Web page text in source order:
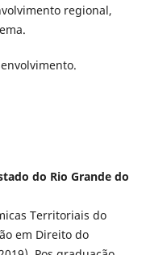
regional,
do Rio Grande do
Territoriais do
em Direito do